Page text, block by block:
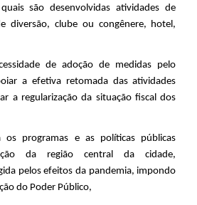
são desenvolvidas atividades de
diversão, clube ou congênere, hotel,
de adoção de medidas pelo
a efetiva retomada das atividades
a regularização da situação fiscal dos
programas e as políticas públicas
da região central da cidade,
pelos efeitos da pandemia, impondo
do Poder Público,